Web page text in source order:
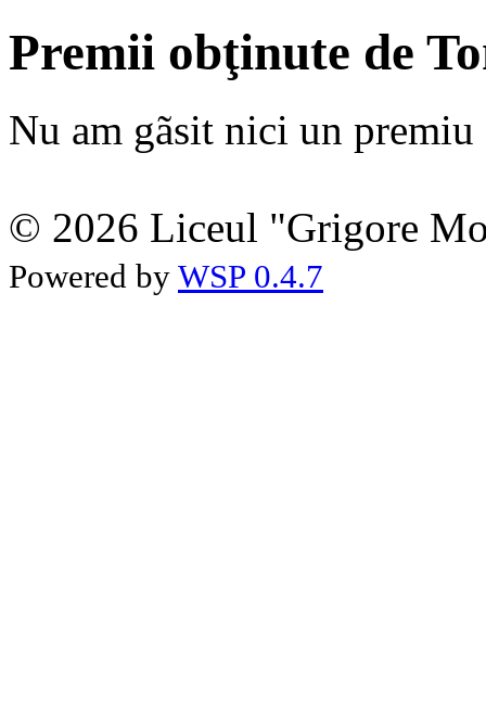
Premii obţinute de
Nu am gãsit nici un premiu
© 2026 Liceul "Grigore
Powered by WSP 0.4.7